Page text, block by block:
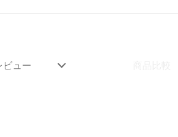
ビュー